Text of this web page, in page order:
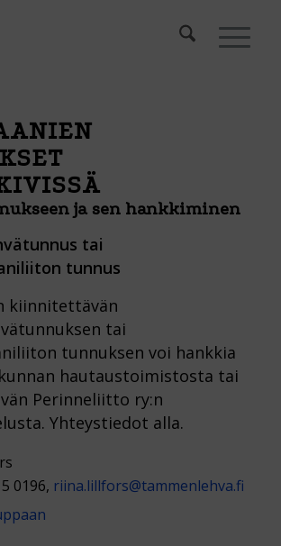
ja sen hankkiminen
tai
tunnus
kiinnitettävän
tai
tunnuksen voi hankkia
hautaustoimistosta tai
Perinneliitto ry:n
Yhteystiedot alla.
0196, riina.lillfors@tammenlehva.fi